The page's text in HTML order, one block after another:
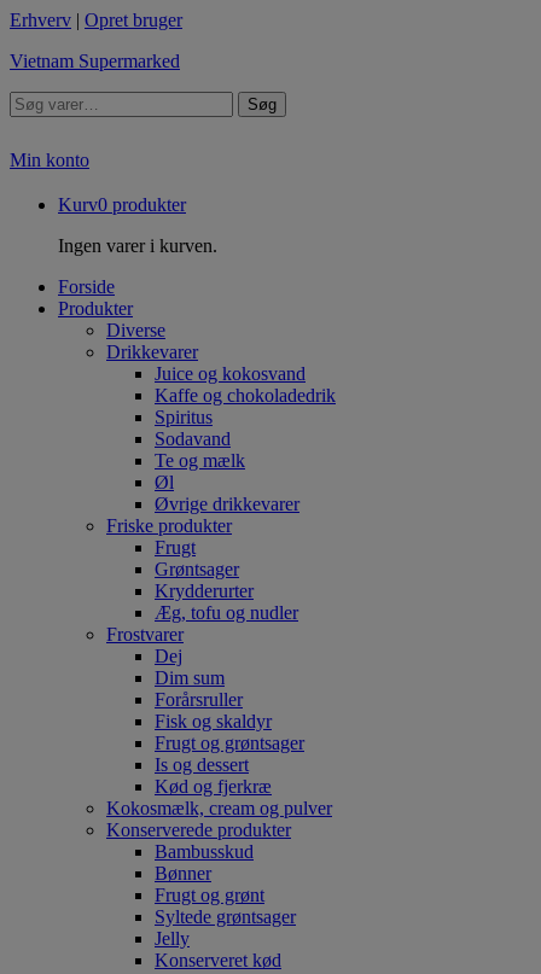
Erhverv | Opret bruger
Vietnam Supermarked
Søg
Min konto
Kurv0 produkter
Ingen varer i kurven.
Forside
Produkter
Diverse
Drikkevarer
Juice og kokosvand
Kaffe og chokoladedrik
Spiritus
Sodavand
Te og mælk
Øl
Øvrige drikkevarer
Friske produkter
Frugt
Grøntsager
Krydderurter
Æg, tofu og nudler
Frostvarer
Dej
Dim sum
Forårsruller
Fisk og skaldyr
Frugt og grøntsager
Is og dessert
Kød og fjerkræ
Kokosmælk, cream og pulver
Konserverede produkter
Bambusskud
Bønner
Frugt og grønt
Syltede grøntsager
Jelly
Konserveret kød